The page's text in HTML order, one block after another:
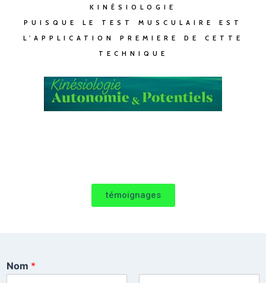
KINÉSIOLOGIE
PUISQUE LE TEST MUSCULAIRE EST
L'APPLICATION PREMIERE DE CETTE
TECHNIQUE
témoignages
Nom *